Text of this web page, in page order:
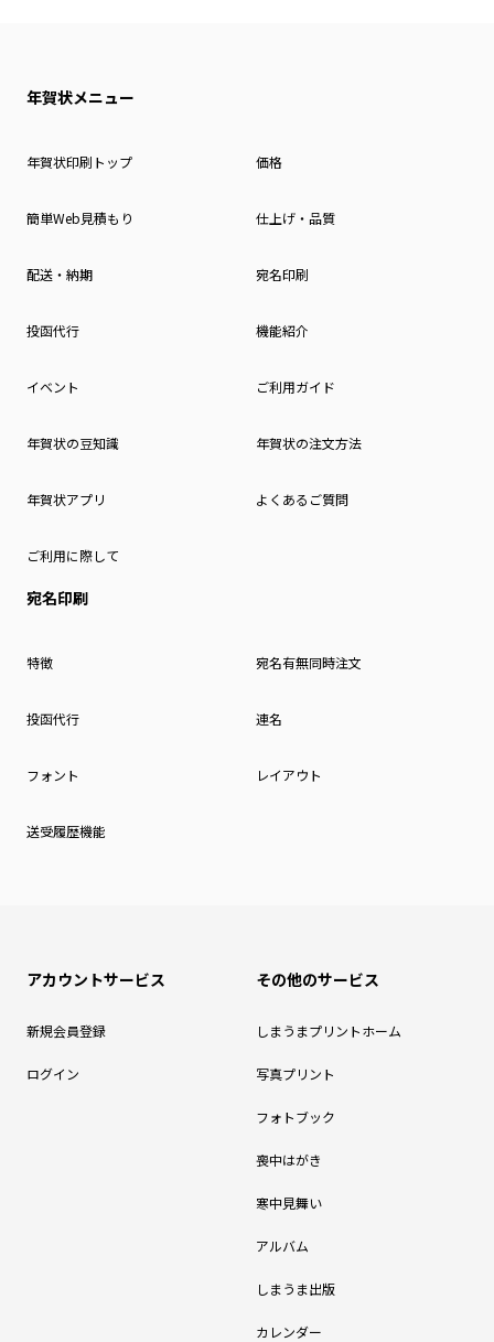
年賀状メニュー
年賀状印刷トップ 価格
簡単Web見積もり 仕上げ・品質
配送・納期 宛名印刷
投函代行 機能紹介
イベント ご利用ガイド
年賀状の豆知識 年賀状の注文方法
年賀状アプリ よくあるご質問
ご利用に際して
宛名印刷
特徴 宛名有無同時注文
投函代行 連名
フォント レイアウト
送受履歴機能
アカウントサービス
新規会員登録
ログイン
その他のサービス
しまうまプリントホーム
写真プリント
フォトブック
喪中はがき
寒中見舞い
アルバム
しまうま出版
カレンダー